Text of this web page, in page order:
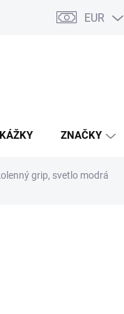
EUR
ZNAČKY
grip, svetlo modrá